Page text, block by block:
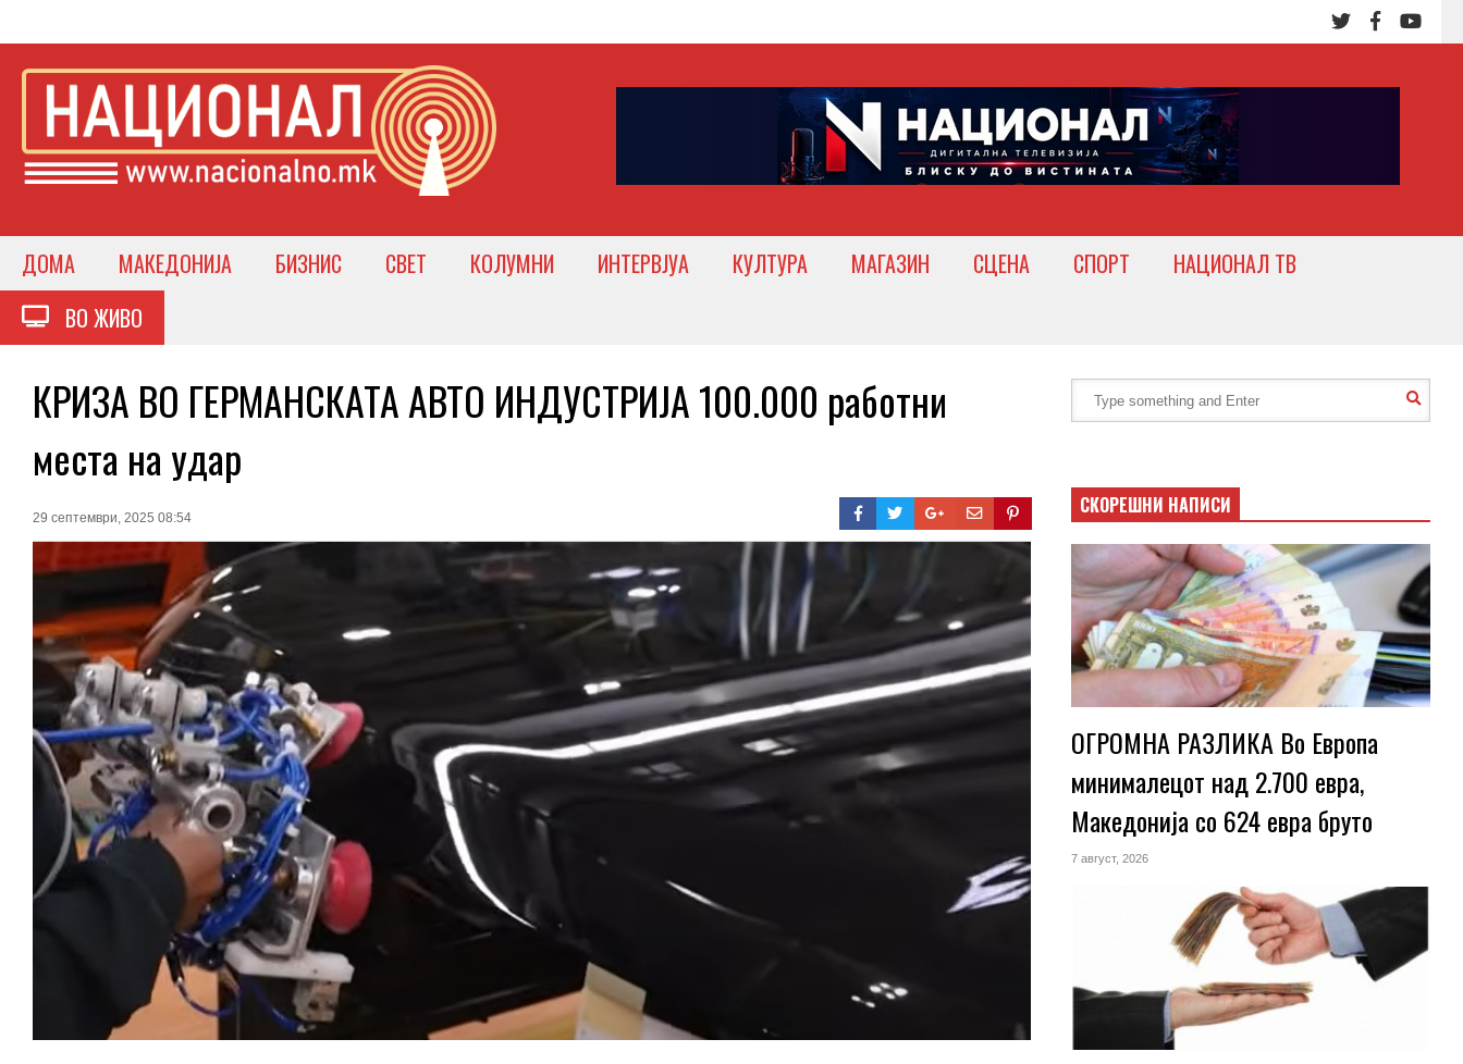
ДОМА МАКЕДОНИЈА БИЗНИС СВЕТ КОЛУМНИ ИНТЕРВЈУА КУЛТУРА МАГАЗИН СЦЕНА СПОРТ
НАЦИОНАЛ ТВ
ВО ЖИВО
КРИЗА ВО ГЕРМАНСКАТА АВТО ИНДУСТРИЈА 100.000 работни
места на удар
29 септември, 2025 08:54 СКОРЕШНИ НАПИСИ
ОГРОМНА РАЗЛИКА Во Европа
минималецот над 2.700 евра,
Македонија со 624 евра бруто
7 август, 2026